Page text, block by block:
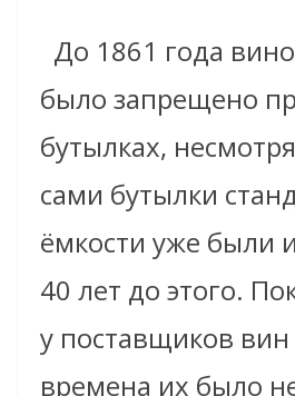
До 1861 года
было запрещено
бутылках,
сами бутылки
ёмкости уже были
40 лет до этого.
у поставщиков вин
времена их было